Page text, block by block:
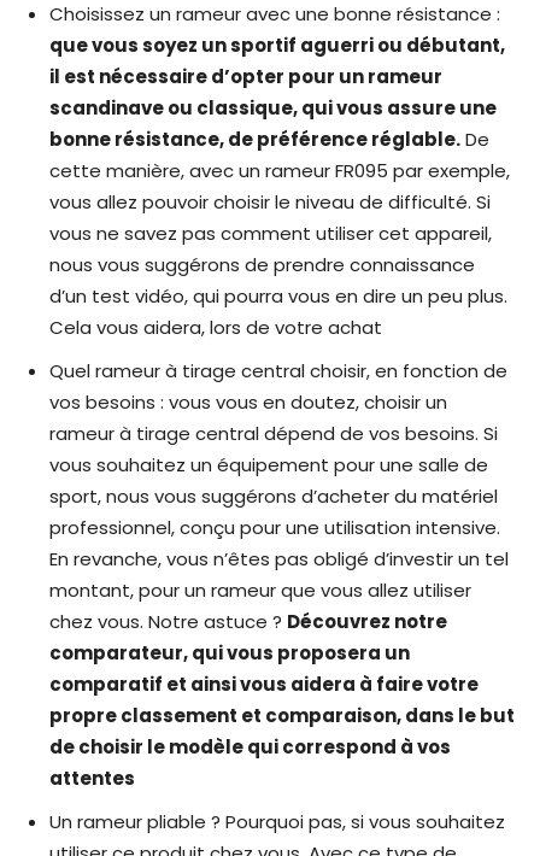
Choisissez un rameur avec une bonne résistance :
que vous soyez un sportif aguerri ou débutant,
il est nécessaire d’opter pour un rameur
scandinave ou classique, qui vous assure une
bonne résistance, de préférence réglable.De
cette manière, avec un rameur FR095 par exemple,
vous allez pouvoir choisir le niveau de difficulté. Si
vous ne savez pas comment utiliser cet appareil,
nous vous suggérons de prendre connaissance
d’un test vidéo, qui pourra vous en dire un peu plus.
Cela vous aidera, lors de votre achat
Quel rameur à tirage central choisir, en fonction de
vos besoins : vous vous en doutez, choisir un
rameur à tirage central dépend de vos besoins. Si
vous souhaitez un équipement pour une salle de
sport, nous vous suggérons d’acheter du matériel
professionnel, conçu pour une utilisation intensive.
En revanche, vous n’êtes pas obligé d’investir un tel
montant, pour un rameur que vous allez utiliser
chez vous. Notre astuce ? Découvrez notre
comparateur, qui vous proposera un
comparatif et ainsi vous aidera à faire votre
propre classement et comparaison, dans le but
de choisir le modèle qui correspond à vos
attentes
Un rameur pliable ? Pourquoi pas, si vous souhaitez